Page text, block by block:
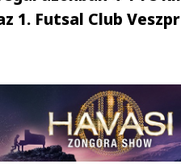
1. Futsal Club